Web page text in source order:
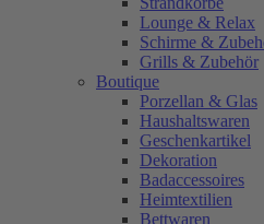
Lounge & Relax
Schirme &
Grills & Zubehör
Boutique
Porzellan & Glas
Haushaltswaren
Geschenkartikel
Dekoration
Badaccessoires
Heimtextilien
Bettwaren